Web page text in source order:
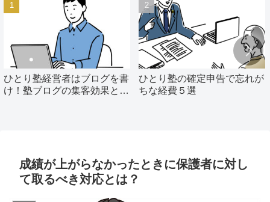
ひとり塾経営者はブログを書
け！塾ブログの集客効果と
ひとり塾の確定申告で忘れが
ちな経費５選
成績が上がらなかったときに保護者に対し
て取るべき対応とは？